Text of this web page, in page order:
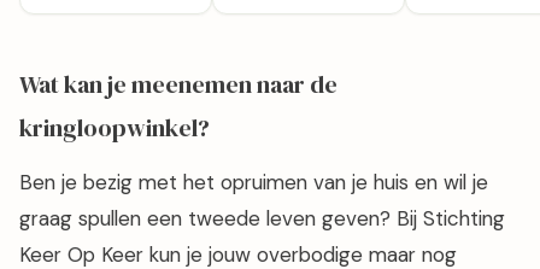
Wat kan je meenemen naar de
kringloopwinkel?
Ben je bezig met het opruimen van je huis en wil je
graag spullen een tweede leven geven? Bij Stichting
Keer Op Keer kun je jouw overbodige maar nog